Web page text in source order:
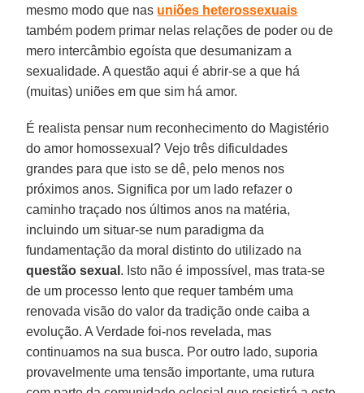
mesmo modo que nas uniões heterossexuais
também podem primar nelas relações de poder ou de
mero intercâmbio egoísta que desumanizam a
sexualidade. A questão aqui é abrir-se a que há
(muitas) uniões em que sim há amor.
É realista pensar num reconhecimento do Magistério
do amor homossexual? Vejo três dificuldades
grandes para que isto se dê, pelo menos nos
próximos anos. Significa por um lado refazer o
caminho traçado nos últimos anos na matéria,
incluindo um situar-se num paradigma da
fundamentação da moral distinto do utilizado na
questão sexual . Isto não é impossível, mas trata-se
de um processo lento que requer também uma
renovada visão do valor da tradição onde caiba a
evolução. A Verdade foi-nos revelada, mas
continuamos na sua busca. Por outro lado, suporia
provavelmente uma tensão importante, uma rutura